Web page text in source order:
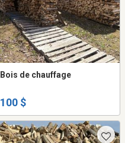
Bois de chauffage
100 $